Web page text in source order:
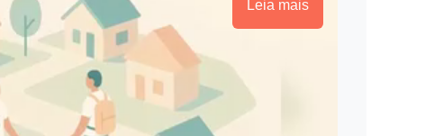
Leia mais